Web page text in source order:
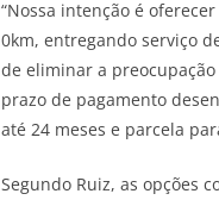
“Nossa intenção é
0km, entregando serviço
de eliminar a
prazo de pagamento
até 24 meses e parcela
Segundo Ruiz, as opções